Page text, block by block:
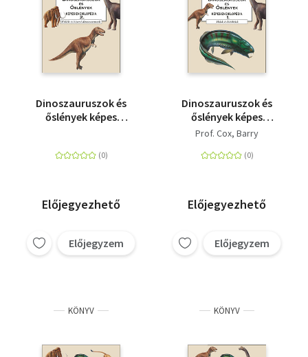
Dinoszauruszok és
őslények képes
dinoszauruszok
Előjegyezhető
Előjegyzem
Dinoszauruszok és
őslények képes
enciklopédia 1. - Halak
Prof. Cox, Barry
Előjegyezhető
Előjegyzem
KÖNYV KÖNYV